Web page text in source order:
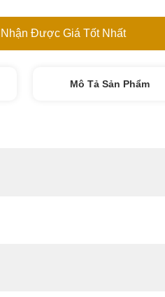
Nhận Được Giá Tốt Nhất
Mô Tả Sản Phẩm